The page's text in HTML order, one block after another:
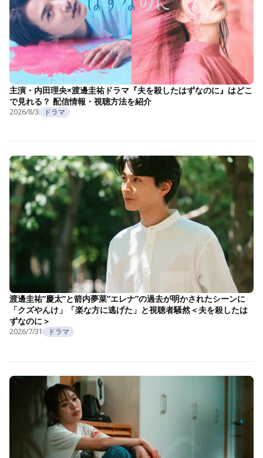
主演・内田理央×渡邊圭祐ドラマ『夫を殺したはずなのに』はどこ
で見れる？ 配信情報・視聴方法を紹介
2026/8/3 ドラマ
渡邊圭祐“慶太”と箭内夢菜“エレナ”の過去が明かされたシーンに
「クズやんけ」「楽な方に逃げた」と視聴者騒然＜夫を殺したは
ずなのに＞
2026/7/31 ドラマ